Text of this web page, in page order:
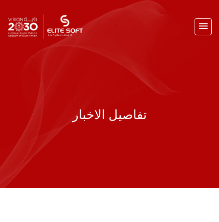
تفاصيل الاخبار